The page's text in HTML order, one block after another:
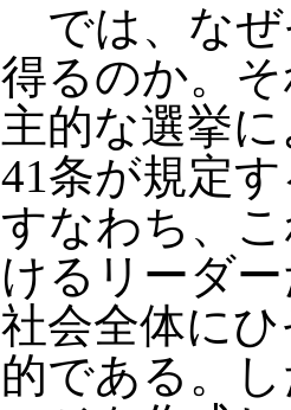
では、なぜ
得るのか。
主的な選挙
41条が規定
すなわち、
けるリーダ
社会全体に
的である。